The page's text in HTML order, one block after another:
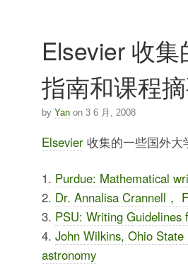
Elsevier 收
指南和课程
by Yanon 3 6 月, 2008
Elsevier收集的一些国外大
1. Purdue: Mathematical
2. Dr. Annalisa Crannell，
3. PSU: Writing Guidelines
4. John Wilkins, Ohio
astronomy